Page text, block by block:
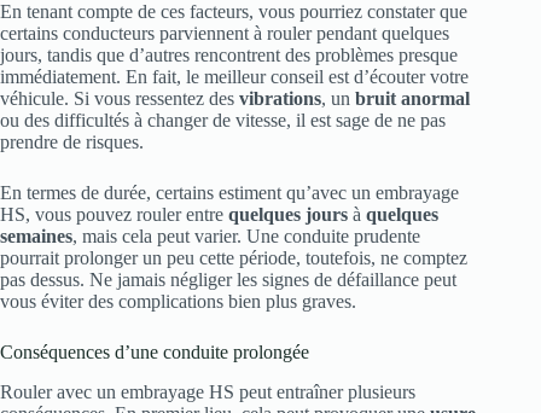
En tenant compte de ces facteurs, vous pourriez constater que
certains conducteurs parviennent à rouler pendant quelques
jours, tandis que d’autres rencontrent des problèmes presque
immédiatement. En fait, le meilleur conseil est d’écouter votre
véhicule. Si vous ressentez des vibrations, un bruit anormal
ou des difficultés à changer de vitesse, il est sage de ne pas
prendre de risques.
En termes de durée, certains estiment qu’avec un embrayage
HS, vous pouvez rouler entre quelques jours à quelques
semaines, mais cela peut varier. Une conduite prudente
pourrait prolonger un peu cette période, toutefois, ne comptez
pas dessus. Ne jamais négliger les signes de défaillance peut
vous éviter des complications bien plus graves.
Conséquences d’une conduite prolongée
Rouler avec un embrayage HS peut entraîner plusieurs